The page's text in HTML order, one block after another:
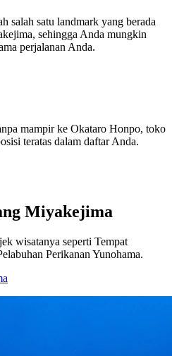
salah satu landmark yang berada
sehingga Anda mungkin
perjalanan Anda.
mampir ke Okataro Honpo, toko
teratas dalam daftar Anda.
Miyakejima
wisatanya seperti Tempat
Perikanan Yunohama.